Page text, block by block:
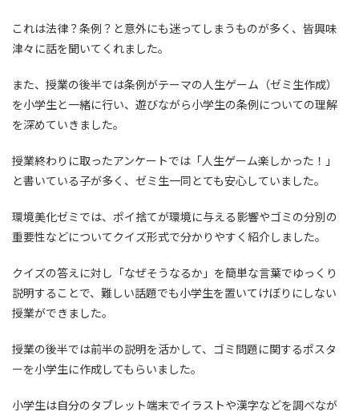
これは法律？条例？と意外にも迷ってしまうものが多く、皆興味
津々に話を聞いてくれました。
また、授業の後半では条例がテーマの人生ゲーム（ゼミ生作成）
を小学生と一緒に行い、遊びながら小学生の条例についての理解
を深めていきました。
授業終わりに取ったアンケートでは「人生ゲーム楽しかった！」
と書いている子が多く、ゼミ生一同とても安心していました。
環境美化ゼミでは、ポイ捨てが環境に与える影響やゴミの分別の
重要性などについてクイズ形式で分かりやすく紹介しました。
クイズの答えに対し「なぜそうなるか」を簡単な言葉でゆっくり
説明することで、難しい話題でも小学生を置いてけぼりにしない
授業ができました。
授業の後半では前半の説明を活かして、ゴミ問題に関するポスタ
ーを小学生に作成してもらいました。
小学生は自分のタブレット端末でイラストや漢字などを調べなが